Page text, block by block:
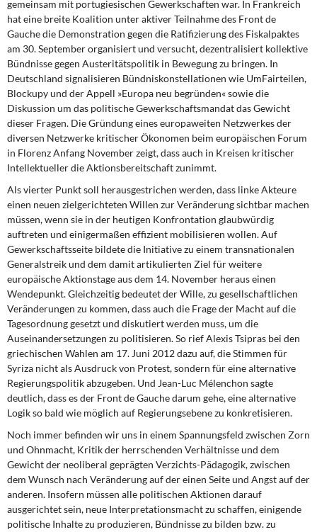
gemeinsam mit portugiesischen Gewerkschaften war. In Frankreich
hat eine breite Koalition unter aktiver Teilnahme des Front de
Gauche die Demonstration gegen die Ratifizierung des Fiskalpaktes
am 30. September organisiert und versucht, dezentralisiert kollektive
Bündnisse gegen Austeritätspolitik in Bewegung zu bringen. In
Deutschland signalisieren Bündniskonstellationen wie UmFairteilen,
Blockupy und der Appell »Europa neu begründen« sowie die
Diskussion um das politische Gewerkschaftsmandat das Gewicht
dieser Fragen. Die Gründung eines europaweiten Netzwerkes der
diversen Netzwerke kritischer Ökonomen beim europäischen Forum
in Florenz Anfang November zeigt, dass auch in Kreisen kritischer
Intellektueller die Aktionsbereitschaft zunimmt.
Als vierter Punkt soll herausgestrichen werden, dass linke Akteure
einen neuen zielgerichteten Willen zur Veränderung sichtbar machen
müssen, wenn sie in der heutigen Konfrontation glaubwürdig
auftreten und einigermaßen effizient mobilisieren wollen. Auf
Gewerkschaftsseite bildete die Initiative zu einem transnationalen
Generalstreik und dem damit artikulierten Ziel für weitere
europäische Aktionstage aus dem 14. November heraus einen
Wendepunkt. Gleichzeitig bedeutet der Wille, zu gesellschaftlichen
Veränderungen zu kommen, dass auch die Frage der Macht auf die
Tagesordnung gesetzt und diskutiert werden muss, um die
Auseinandersetzungen zu politisieren. So rief Alexis Tsipras bei den
griechischen Wahlen am 17. Juni 2012 dazu auf, die Stimmen für
Syriza nicht als Ausdruck von Protest, sondern für eine alternative
Regierungspolitik abzugeben. Und Jean-Luc Mélenchon sagte
deutlich, dass es der Front de Gauche darum gehe, eine alternative
Logik so bald wie möglich auf Regierungsebene zu konkretisieren.
Noch immer befinden wir uns in einem Spannungsfeld zwischen Zorn
und Ohnmacht, Kritik der herrschenden Verhältnisse und dem
Gewicht der neo­liberal geprägten Verzichts-Pädagogik, zwischen
dem Wunsch nach Veränderung auf der einen Seite und Angst auf der
anderen. Insofern müssen alle politischen Aktionen darauf
ausgerichtet sein, neue Interpretationsmacht zu schaffen, einigende
politische Inhalte zu produzieren, Bündnisse zu bilden bzw. zu